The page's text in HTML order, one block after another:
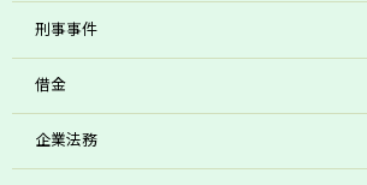
刑事事件
借金
企業法務